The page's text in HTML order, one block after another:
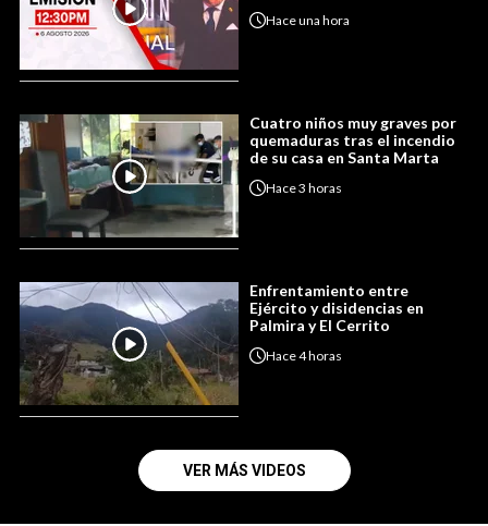
Haceuna hora
Cuatro niños muy graves por
quemaduras tras el incendio
de su casa en Santa Marta
Hace3 horas
Enfrentamiento entre
Ejército y disidencias en
Palmira y El Cerrito
Hace4 horas
VER MÁS VIDEOS